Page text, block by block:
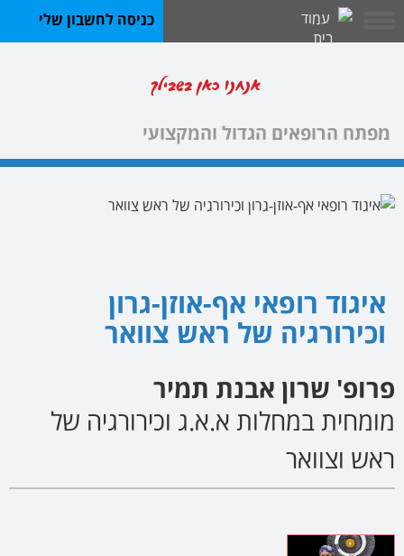
כניסה לחשבון שלי
אנחנו כאן בשבילך
מפתח הרופאים הגדול והמקצועי
איגוד רופאי אף-אוזן-גרון
וכירורגיה של ראש צוואר
פרופ' שרון אבנת תמיר
מומחית במחלות א.א.ג וכירורגיה של
ראש וצוואר